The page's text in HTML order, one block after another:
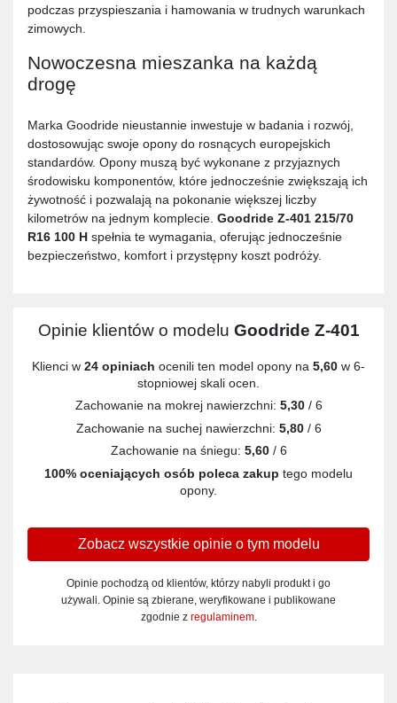
podczas przyspieszania i hamowania w trudnych warunkach
zimowych.
Nowoczesna mieszanka na każdą
drogę
Marka Goodride nieustannie inwestuje w badania i rozwój,
dostosowując swoje opony do rosnących europejskich
standardów. Opony muszą być wykonane z przyjaznych
środowisku komponentów, które jednocześnie zwiększają ich
żywotność i pozwalają na pokonanie większej liczby
kilometrów na jednym komplecie. Goodride Z-401 215/70
R16 100 H spełnia te wymagania, oferując jednocześnie
bezpieczeństwo, komfort i przystępny koszt podróży.
Opinie klientów o modelu Goodride Z-401
Klienci w 24 opiniach ocenili ten model opony na 5,60 w 6-
stopniowej skali ocen.
Zachowanie na mokrej nawierzchni: 5,30/ 6
Zachowanie na suchej nawierzchni: 5,80/ 6
Zachowanie na śniegu: 5,60/ 6
100% oceniających osób poleca zakup tego modelu
opony.
Zobacz wszystkie opinie o tym modelu
Opinie pochodzą od klientów, którzy nabyli produkt i go
używali. Opinie są zbierane, weryfikowane i publikowane
zgodnie z regulaminem.